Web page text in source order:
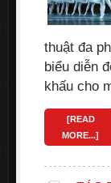
thuật đa
biểu diễn
khấu cho
[READ
MORE...]